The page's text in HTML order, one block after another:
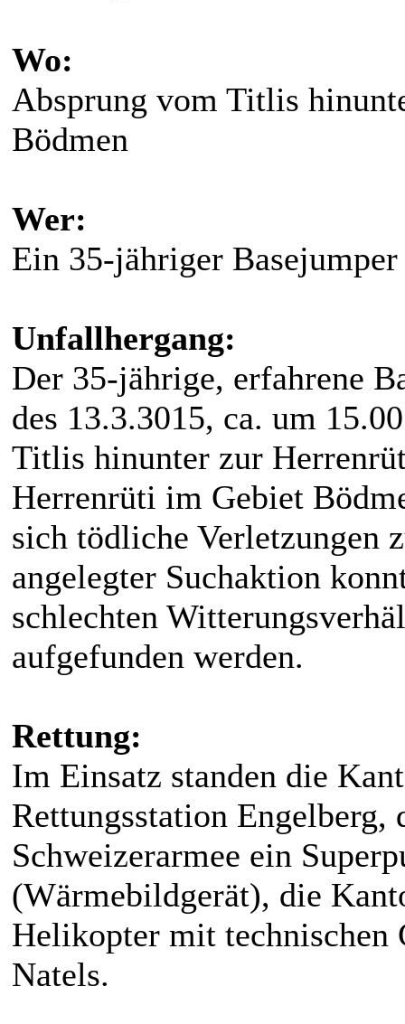
Wo:
Absprung vom Titlis
Bödmen
Wer:
Ein 35-jähriger Basejumper
Unfallhergang:
Der 35-jährige, erfahrene
des 13.3.3015, ca. um
Titlis hinunter zur
Herrenrüti im Gebiet
sich tödliche Verletzungen
angelegter Suchaktion
schlechten
aufgefunden werden.
Rettung:
Im Einsatz standen die
Rettungsstation Engelberg,
Schweizerarmee ein
(Wärmebildgerät), die
Helikopter mit technischen
Natels.